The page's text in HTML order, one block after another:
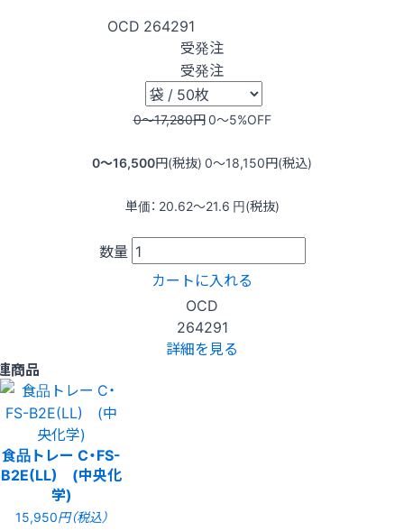
OCD 264291
受発注
受発注
0〜17,280円0〜5%OFF
0〜16,500円(税抜) 0〜18,150円(税込)
単価： 20.62〜21.6 円(税抜)
数量
カートに入れる
OCD
264291
詳細を見る
商品
食品トレー C・FS-
B2E(LL) (中央化
学)
15,950円（税込）